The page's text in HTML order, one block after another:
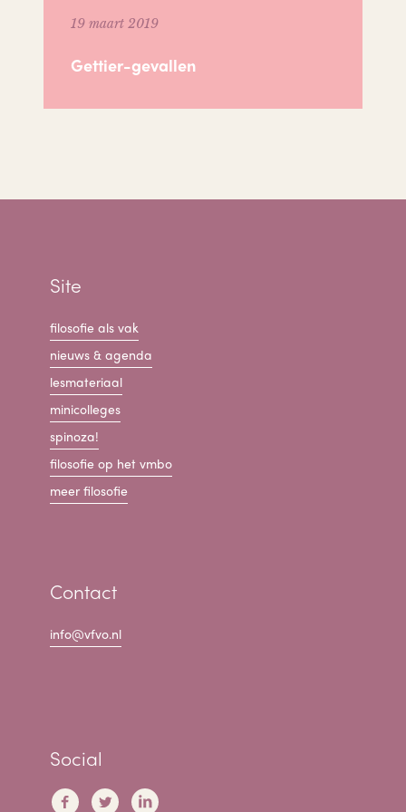
19 maart 2019
Gettier-gevallen
Site
filosofie als vak
nieuws & agenda
lesmateriaal
minicolleges
spinoza!
filosofie op het vmbo
meer filosofie
Contact
info@vfvo.nl
Social